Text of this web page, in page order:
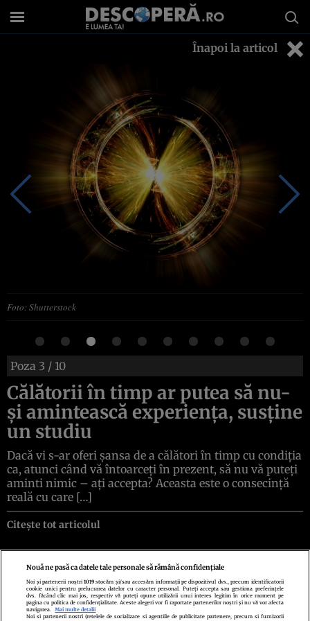
Înapoi la articol
Foto: Shutterstock
Poza 3 / 10
Călătorii în timp ar putea să nu-
și amintească experiența, susține
un studiu
Dacă vi s-ar oferi șansa de a călători în timp cu condiția
ca, atunci când vă întoarceți în prezent, să nu vă puteți
aminti nimic – ați accepta? Aceasta este o consecință
reală cu care […]
Citește tot articolul
Politica de confidenţialitatePolitica de cookiesTermeni şi condiţii
Echipa redacționalăContactSetări Cookies
Nouă ne pasă ca datele tale personale să rămână confidențiale
Noi și partenerii noștri1019 stocăm și/sau accesăm informații pe dispozitivul dvs., precum identificatorii
cookie unici pentru prelucrarea datelor cu caracter personal. Puteți accepta sau gestiona preferințele
dvs. făcând clic mai jos, respectiv vă puteți opune utilizării unui interes legitim în orice moment pe
pagina cu politica de confidențialitate. Aceste alegeri vor fi raportate partenerilor noștri și nu vă vor afecta
navigarea.
Mai multe detalii
Noi si partenerii nostri (retelele de socializare si agentiile de publicitate partenere, precum si furnizorii